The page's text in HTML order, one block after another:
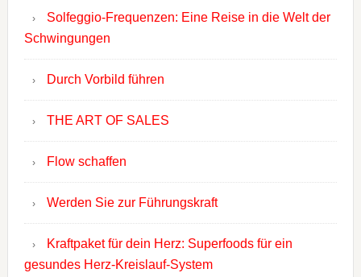
Solfeggio-Frequenzen: Eine Reise in die Welt der
Schwingungen
Durch Vorbild führen
THE ART OF SALES
Flow schaffen
Werden Sie zur Führungskraft
Kraftpaket für dein Herz: Superfoods für ein
gesundes Herz-Kreislauf-System